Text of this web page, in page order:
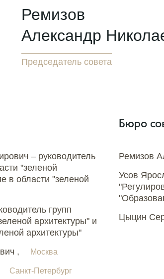
Ремизов
Александр
Председатель совета
– руководитель
"зеленой
в области "зеленой
групп
архитектуры" и
архитектуры"
,
Москва
Санкт-Петербург
Бюро
Ремизов
Усов
Цыцин